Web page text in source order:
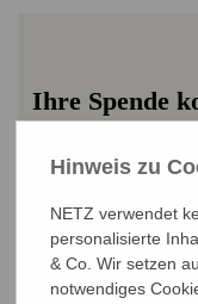
Ihre Spende
€ 53
einmalig
Hinweis zu
NETZ verwendet
personalisierte
& Co. Wir setzen
notwendiges